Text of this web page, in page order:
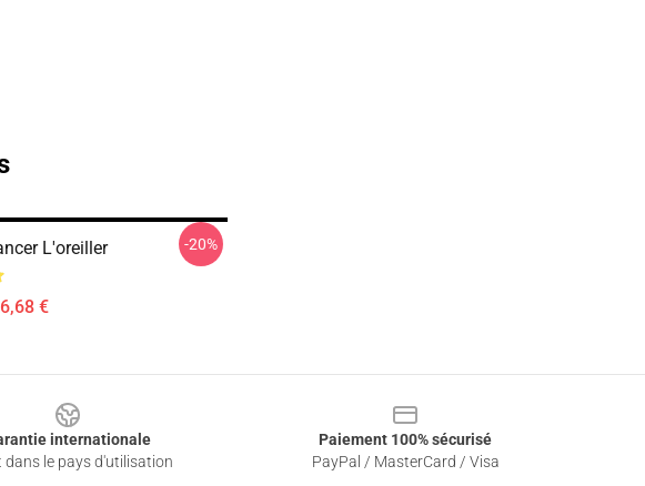
L'oreiller
€
-20%
internationale
dans le pays d'utilisation
Paiement 100% sécurisé
PayPal / MasterCard / Visa